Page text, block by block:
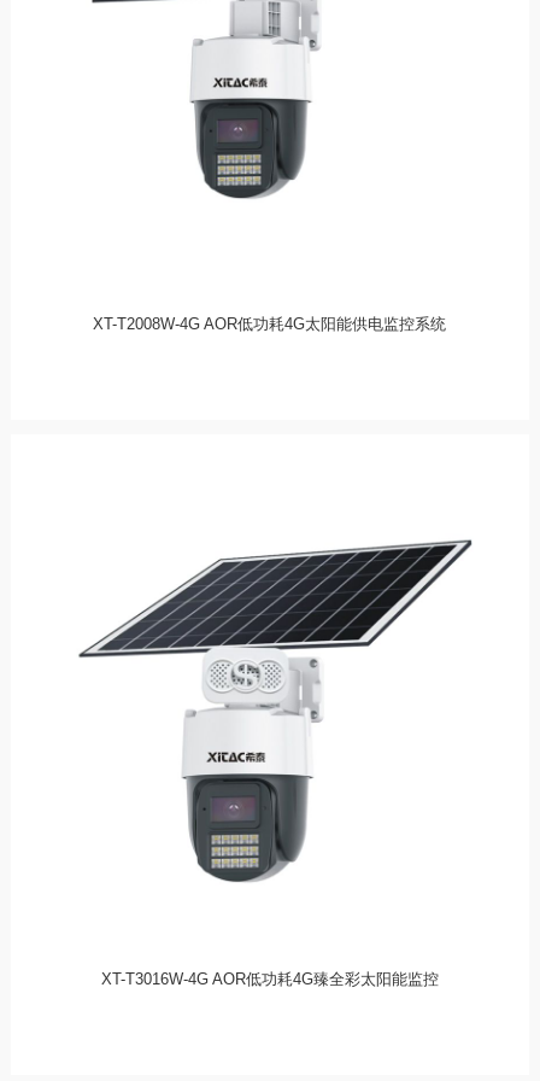
XT-T2008W-4G AOR低功耗4G太阳能供电监控系统
XT-T3016W-4G AOR低功耗4G臻全彩太阳能监控